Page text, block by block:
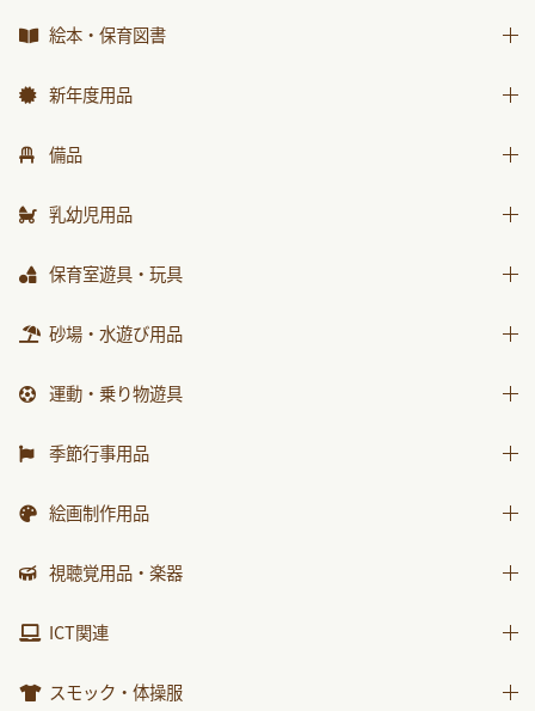
おすすめ商品
絵本・保育図書
絵本
月刊絵本 バックナンバー
おはなしチャイルド
ﾁｬｲﾙﾄﾞﾌﾞｯｸ ｱｯﾌﾟﾙ傑作選
もこちゃんチャイルド
世界の昔話名作選
科学が好きになるおはなし
ｽｰﾊﾟｰﾜｲﾄﾞことばとかず
ｽｰﾊﾟｰﾜｲﾄﾞお話かずあそび
新年度用品
出席帳・シール
ワーク
画帳・おもいで
各種用紙・証書
備品
椅子
収納用品
環境備品
乳幼児用品
乳幼児備品
保育室遊具・玩具
ままごと
知育玩具
砂場・水遊び用品
砂場用品
運動・乗り物遊具
運動遊具
季節行事用品
運動会用品
包装紙・紙袋
絵画制作用品
画材
視聴覚用品・楽器
視聴覚用品
ICT関連
ICT関連
スモック・体操服